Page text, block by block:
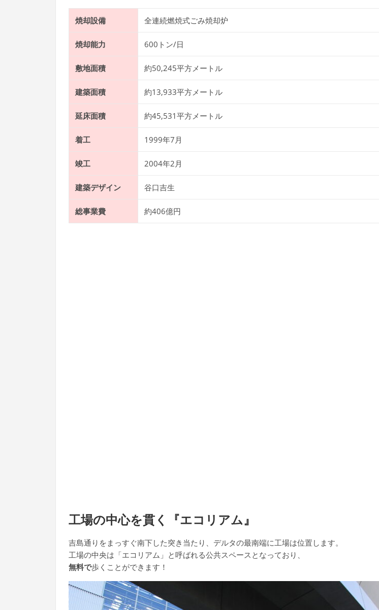
焼却設備 全連続燃焼式ごみ焼却炉
焼却能力 600トン/日
敷地面積 約50,245平方メートル
建築面積 約13,933平方メートル
延床面積 約45,531平方メートル
着工 1999年7月
竣工 2004年2月
建築デザイン 谷口吉生
総事業費 約406億円
工場の中心を貫く『エコリアム』
吉島通りをまっすぐ南下した突き当たり、デルタの最南端に工場は位置します。
工場の中央は「エコリアム」と呼ばれる公共スペースとなっており、
無料で歩くことができます！